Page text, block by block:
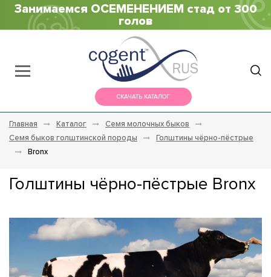
Занимаемся ОСЕМЕНЕНИЕМ стад от 300
голов
СКАЧАТЬ КАТАЛОГ
Главная Каталог
Семя молочных быков
Семя быков голштинской породы
Голштины чёрно-пёстрые
Bronx
Голштины чёрно-пёстрые Bronx